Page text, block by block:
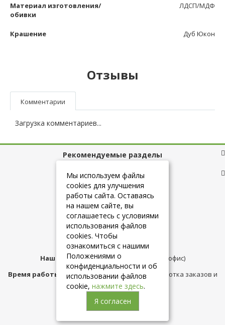
Материал изготовления/
обивки
ЛДСП/МДФ
Крашение Дуб Юкон
Отзывы
Комментарии
Загрузка комментариев...
Рекомендуемые разделы
Полезные ссылки
+7 (925) 084-10-60
Наш адрес:Москва,ул.Плещеева д.12 (офис)
Время работы магазина:с 10:00 до 21:00 (обработка заказов и
консультация)
Мы используем файлы
cookies для улучшения
работы сайта. Оставаясь
на нашем сайте, вы
соглашаетесь с условиями
использования файлов
cookies. Чтобы
ознакомиться с нашими
Положениями о
конфиденциальности и об
использовании файлов
cookie, нажмите здесь.
Я согласен